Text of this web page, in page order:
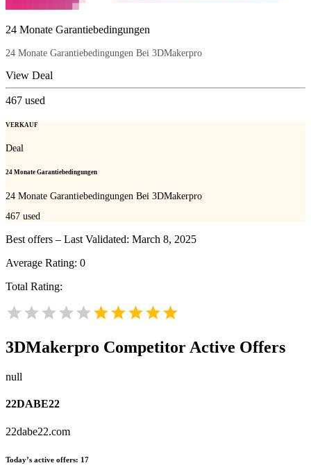
24 Monate Garantiebedingungen
24 Monate Garantiebedingungen Bei 3DMakerpro
View Deal
467 used
VERKAUF
Deal
24 Monate Garantiebedingungen
24 Monate Garantiebedingungen Bei 3DMakerpro
467 used
Best offers – Last Validated: March 8, 2025
Average Rating: 0
Total Rating:
3DMakerpro Competitor Active Offers
null
22DABE22
22dabe22.com
Today’s active offers: 17